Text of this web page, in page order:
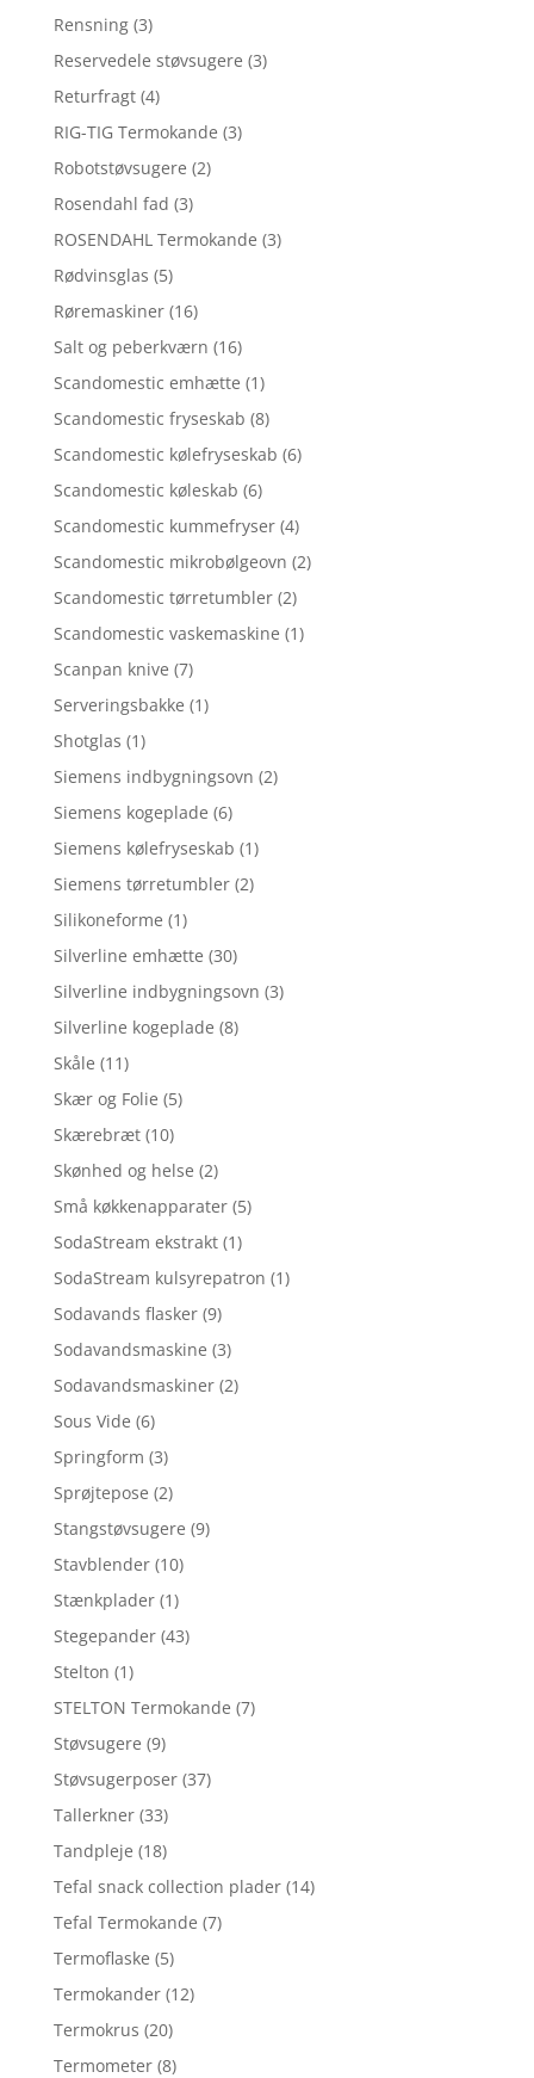
Rensning (3)
Reservedele støvsugere (3)
Returfragt (4)
RIG-TIG Termokande (3)
Robotstøvsugere (2)
Rosendahl fad (3)
ROSENDAHL Termokande (3)
Rødvinsglas (5)
Røremaskiner (16)
Salt og peberkværn (16)
Scandomestic emhætte (1)
Scandomestic fryseskab (8)
Scandomestic kølefryseskab (6)
Scandomestic køleskab (6)
Scandomestic kummefryser (4)
Scandomestic mikrobølgeovn (2)
Scandomestic tørretumbler (2)
Scandomestic vaskemaskine (1)
Scanpan knive (7)
Serveringsbakke (1)
Shotglas (1)
Siemens indbygningsovn (2)
Siemens kogeplade (6)
Siemens kølefryseskab (1)
Siemens tørretumbler (2)
Silikoneforme (1)
Silverline emhætte (30)
Silverline indbygningsovn (3)
Silverline kogeplade (8)
Skåle (11)
Skær og Folie (5)
Skærebræt (10)
Skønhed og helse (2)
Små køkkenapparater (5)
SodaStream ekstrakt (1)
SodaStream kulsyrepatron (1)
Sodavands flasker (9)
Sodavandsmaskine (3)
Sodavandsmaskiner (2)
Sous Vide (6)
Springform (3)
Sprøjtepose (2)
Stangstøvsugere (9)
Stavblender (10)
Stænkplader (1)
Stegepander (43)
Stelton (1)
STELTON Termokande (7)
Støvsugere (9)
Støvsugerposer (37)
Tallerkner (33)
Tandpleje (18)
Tefal snack collection plader (14)
Tefal Termokande (7)
Termoflaske (5)
Termokander (12)
Termokrus (20)
Termometer (8)